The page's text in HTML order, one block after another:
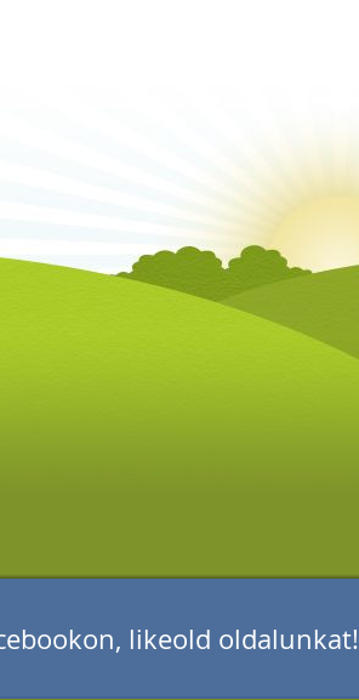
likeold oldalunkat!